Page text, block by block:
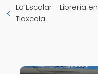
La Escolar - Librería en
Tlaxcala